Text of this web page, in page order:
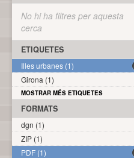
No hi ha filtres per aquesta
cerca
ETIQUETES
Illes urbanes (1)
Girona (1)
MOSTRAR MÉS ETIQUETES
FORMATS
dgn (1)
ZIP (1)
PDF (1)